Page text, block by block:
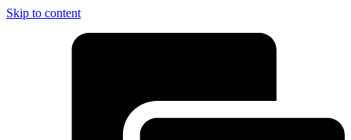
Skip to content